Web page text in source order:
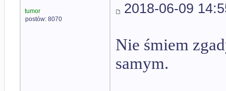
tumor
postów: 8070
2018-06-09
Nie śmiem
samym.